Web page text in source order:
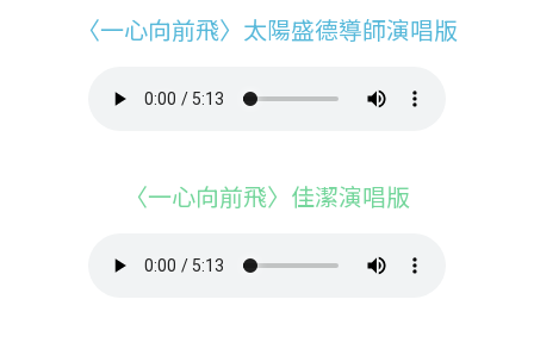
〈一心向前飛〉太陽盛德導師演唱版
〈一心向前飛〉佳潔演唱版